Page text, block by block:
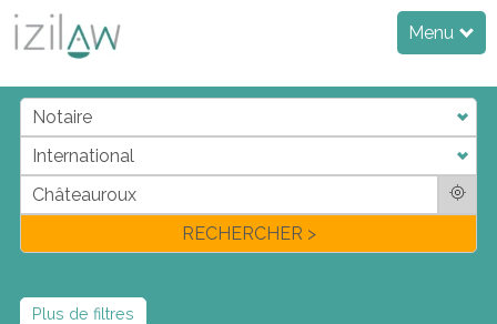
Menu
jdadi
fl
RECHERCHER >
Plus de filtres